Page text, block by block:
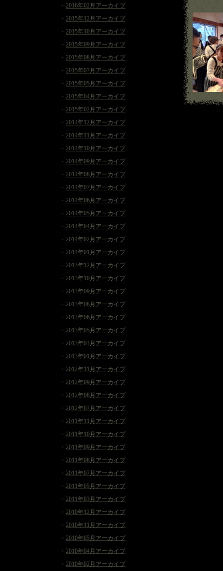
・ 2016年02月アーカイブ
・ 2015年12月アーカイブ
・ 2015年10月アーカイブ
・ 2015年09月アーカイブ
・ 2015年08月アーカイブ
・ 2015年07月アーカイブ
・ 2015年05月アーカイブ
・ 2015年04月アーカイブ
・ 2015年02月アーカイブ
・ 2014年12月アーカイブ
・ 2014年11月アーカイブ
・ 2014年10月アーカイブ
・ 2014年09月アーカイブ
・ 2014年08月アーカイブ
・ 2014年07月アーカイブ
・ 2014年06月アーカイブ
・ 2014年05月アーカイブ
・ 2014年04月アーカイブ
・ 2014年02月アーカイブ
・ 2014年01月アーカイブ
・ 2013年12月アーカイブ
・ 2013年10月アーカイブ
・ 2013年09月アーカイブ
・ 2013年08月アーカイブ
・ 2013年06月アーカイブ
・ 2013年05月アーカイブ
・ 2013年03月アーカイブ
・ 2013年01月アーカイブ
・ 2012年11月アーカイブ
・ 2012年09月アーカイブ
・ 2012年08月アーカイブ
・ 2012年07月アーカイブ
・ 2011年11月アーカイブ
・ 2011年10月アーカイブ
・ 2011年09月アーカイブ
・ 2011年08月アーカイブ
・ 2011年07月アーカイブ
・ 2011年05月アーカイブ
・ 2011年03月アーカイブ
・ 2010年12月アーカイブ
・ 2010年11月アーカイブ
・ 2010年05月アーカイブ
・ 2010年04月アーカイブ
・ 2010年02月アーカイブ